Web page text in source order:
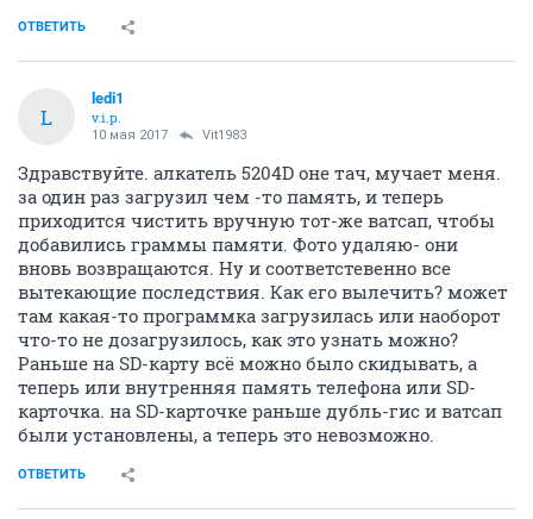
ОТВЕТИТЬ
L
ledi1
v.i.p.
10 мая 2017 Vit1983
Здравствуйте. алкатель 5204D оне тач, мучает меня.
за один раз загрузил чем -то память, и теперь
приходится чистить вручную тот-же ватсап, чтобы
добавились граммы памяти. Фото удаляю- они
вновь возвращаются. Ну и соответстевенно все
вытекающие последствия. Как его вылечить? может
там какая-то программка загрузилась или наоборот
что-то не дозагрузилось, как это узнать можно?
Раньше на SD-карту всё можно было скидывать, а
теперь или внутренняя память телефона или SD-
карточка. на SD-карточке раньше дубль-гис и ватсап
были установлены, а теперь это невозможно.
ОТВЕТИТЬ